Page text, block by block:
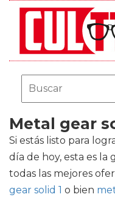
Metal gear
Si estás listo para
día de hoy, esta es la
todas las mejores
gear solid 1 o bien